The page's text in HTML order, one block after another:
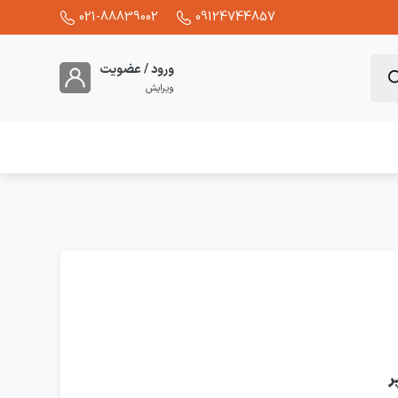
09124744857
021-88839002
ورود / عضویت
ویرایش
پل 13 آمپر